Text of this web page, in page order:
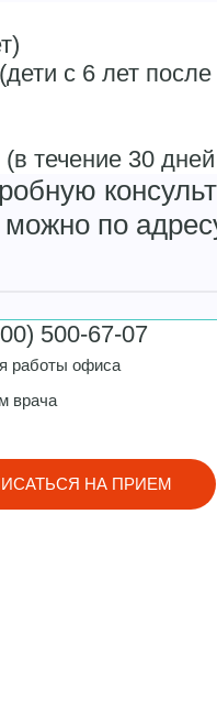
с 6 лет после
течение 30
по
500-67-07
работы офиса
врача
НА ПРИЕМ